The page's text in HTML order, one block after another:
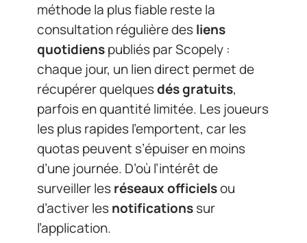
méthode la plus fiable reste la
consultation régulière desliens
quotidienspubliés par Scopely :
chaque jour, un lien direct permet de
récupérer quelquesdés gratuits,
parfois en quantité limitée. Les joueurs
les plus rapides l’emportent, car les
quotas peuvent s’épuiser en moins
d’une journée. D’où l’intérêt de
surveiller lesréseaux officielsou
d’activer lesnotificationssur
l’application.